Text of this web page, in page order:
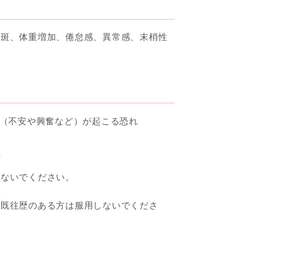
、体重増加、倦怠感、異常感、末梢性
不安や興奮など）が起こる恐れ
いでください。
往歴のある方は服用しないでくださ